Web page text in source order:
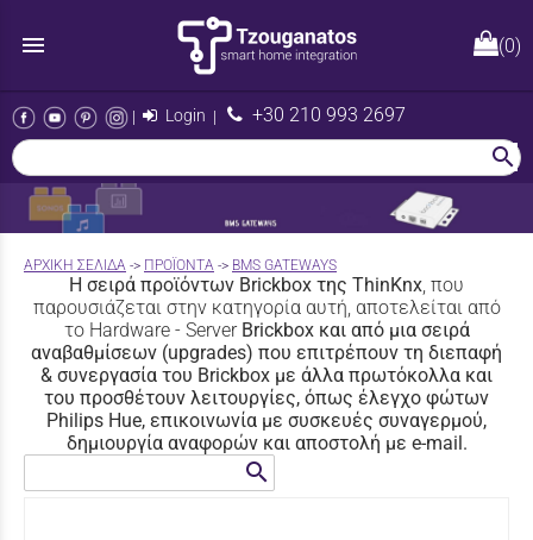
menu (0)
| Login | +30 210 993 2697
search
AΡΧΙΚΉ ΣΕΛΊΔΑ -> ΠΡΟΪΟΝΤΑ -> BMS GATEWAYS
Η σειρά προϊόντων Brickbox της ThinKnx, που
παρουσιάζεται στην κατηγορία αυτή, αποτελείται από
το Hardware - Server Brickbox και από μια σειρά
αναβαθμίσεων (upgrades) που επιτρέπουν τη διεπαφή
& συνεργασία του Brickbox με άλλα πρωτόκολλα και
του προσθέτουν λειτουργίες, όπως έλεγχο φώτων
Philips Hue, επικοινωνία με συσκευές συναγερμού,
δημιουργία αναφορών και αποστολή με e-mail.
search